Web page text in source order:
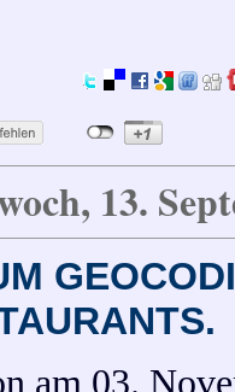
13.
am 03.